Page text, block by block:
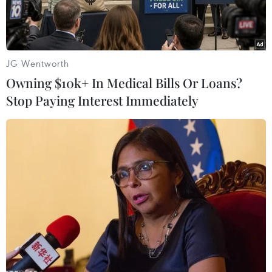
30/4-1/5.
Các hãng hàng không xây dựng kế hoạch tăng chuyến bay
phục vụ trong các ngày cao điểm, bố trí các giờ bay đêm dịp
nghỉ Lễ 30/4-1/5. (Ảnh: Việt Hùng/Vietnam+)
Bộ Giao thông Vận tải vừa có công văn gửi các
đơn vị liên quan yêu cầu tăng cường các giải
pháp phục vụ tốt nhu cầu đi lại của nhân dân,
bảo đảm trật tự, an toàn giao thông trong dịp
JG Wentworth
Owning $10k+ In Medical Bills Or Loans?
Stop Paying Interest Immediately